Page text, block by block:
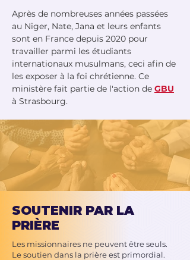
Après de nombreuses années passées
au Niger, Nate, Jana et leurs enfants
sont en France depuis 2020 pour
travailler parmi les étudiants
internationaux musulmans, ceci afin de
les exposer à la foi chrétienne. Ce
ministère fait partie de l'action de GBU
à Strasbourg.
SOUTENIR PAR LA
PRIÈRE
Les missionnaires ne peuvent être seuls.
Le soutien dans la prière est primordial.